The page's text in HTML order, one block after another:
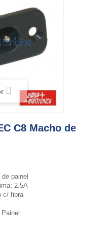
C8 Macho de
painel
2.5A
c/ fibra